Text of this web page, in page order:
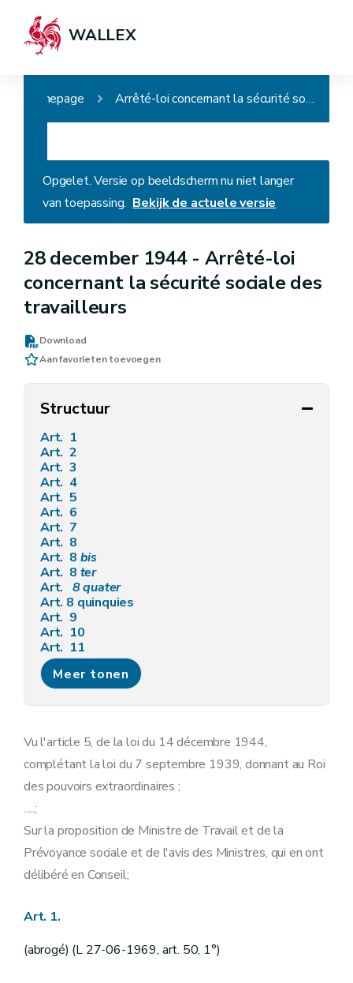
WALLEX
Homepage Arrêté-loi concernant la sécurité sociale des travailleurs
Opgelet. Versie op beeldscherm nu niet langer
van toepassing. Bekijk de actuele versie
28 december 1944 - Arrêté-loi
concernant la sécurité sociale des
travailleurs
Download
Aan favorieten toevoegen
Structuur
Art. 1
Art. 2
Art. 3
Art. 4
Art. 5
Art. 6
Art. 7
Art. 8
Art. 8 bis
Art. 8 ter
Art. 8quater
Art. 8 quinquies
Art. 9
Art. 10
Art. 11
Art. 12
Art. 13
Art. 14
Meer tonen
Vu l'article 5, de la loi du 14 décembre 1944,
complétant la loi du 7 septembre 1939, donnant au Roi
des pouvoirs extraordinaires ;
.....;
Sur la proposition de Ministre de Travail et de la
Prévoyance sociale et de l'avis des Ministres, qui en ont
délibéré en Conseil;
Art. 1.
(abrogé) (L 27-06-1969, art. 50, 1°)